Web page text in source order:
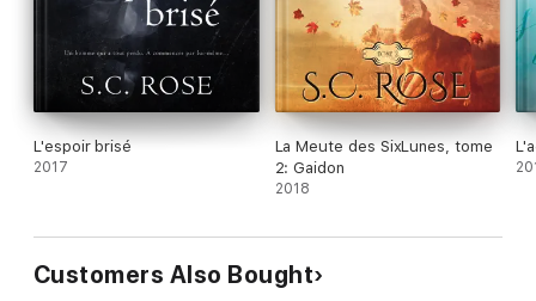
L'espoir brisé
2017
La Meute des SixLunes, tome
2: Gaidon
2018
Customers Also Bought